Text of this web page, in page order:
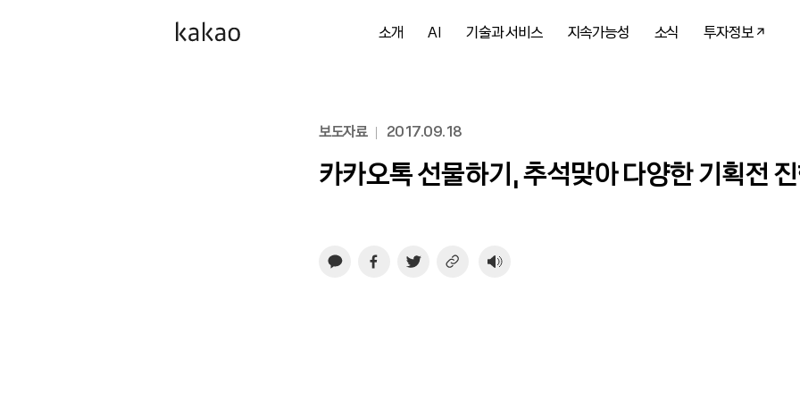
소개 AI 기술과 서비스 지속가능성 소식 투자정보
보도자료 2017.09.18
카카오톡 선물하기, 추석맞아 다양한 기획전